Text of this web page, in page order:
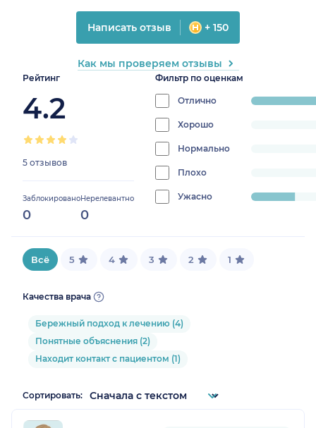
Рейтинг
4.2
5 отзывов
Заблокировано
0
Нерелевантно
0
Фильтр по оценкам
Отличноprogress:
80%
Хорошо
0%
Нормально
0%
Плохо
0%
Ужасно
progress:
20%
Написать отзыв + 150
Как мы проверяем отзывы
Всё 5 4 3 2 1
Качества врача
Бережный подход к лечению (4)
Понятные объяснения (2)
Находит контакт с пациентом (1)
Сортировать: